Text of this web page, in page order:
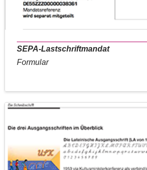
SEPA-Lastschriftmandat
Formular